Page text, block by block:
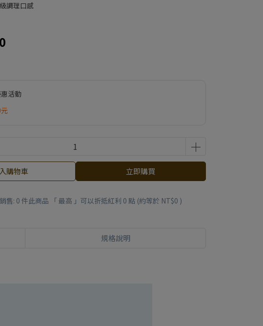
調理口感
活動
購物車 立即購買
售: 0 件此商品 「 最高 」可以折抵紅利 0 點 (約等於 NT$0 )
規格說明